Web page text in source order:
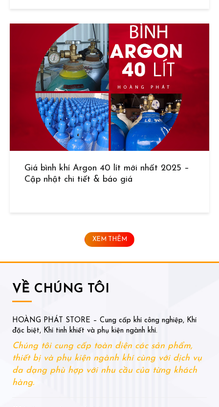
Giá bình khí Argon 40 lít mới nhất 2025 –
Cập nhật chi tiết & báo giá
XEM THÊM
VỀ CHÚNG TÔI
HOÀNG PHÁT STORE – Cung cấp khí công nghiệp, Khí
đặc biệt, Khí tinh khiết và phụ kiện ngành khí.
Chúng tôi cung cấp toàn diện các sản phẩm,
thiết bị và phụ kiện ngành khí cùng với dịch vụ
da dạng phù hợp với nhu cầu của từng khách
hàng.